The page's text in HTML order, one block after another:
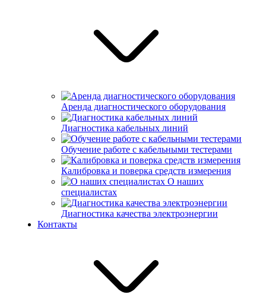
Аренда диагностического оборудования
Диагностика кабельных линий
Обучение работе с кабельными тестерами
Калибровка и поверка средств измерения
О наших
специалистах
Диагностика качества электроэнергии
Контакты